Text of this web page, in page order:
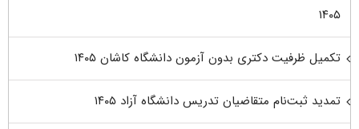
۱۴۰۵
تکمیل ظرفیت دکتری بدون آزمون دانشگاه کاشان ۱۴۰۵
تمدید ثبت‌نام متقاضیان تدریس دانشگاه آزاد ۱۴۰۵